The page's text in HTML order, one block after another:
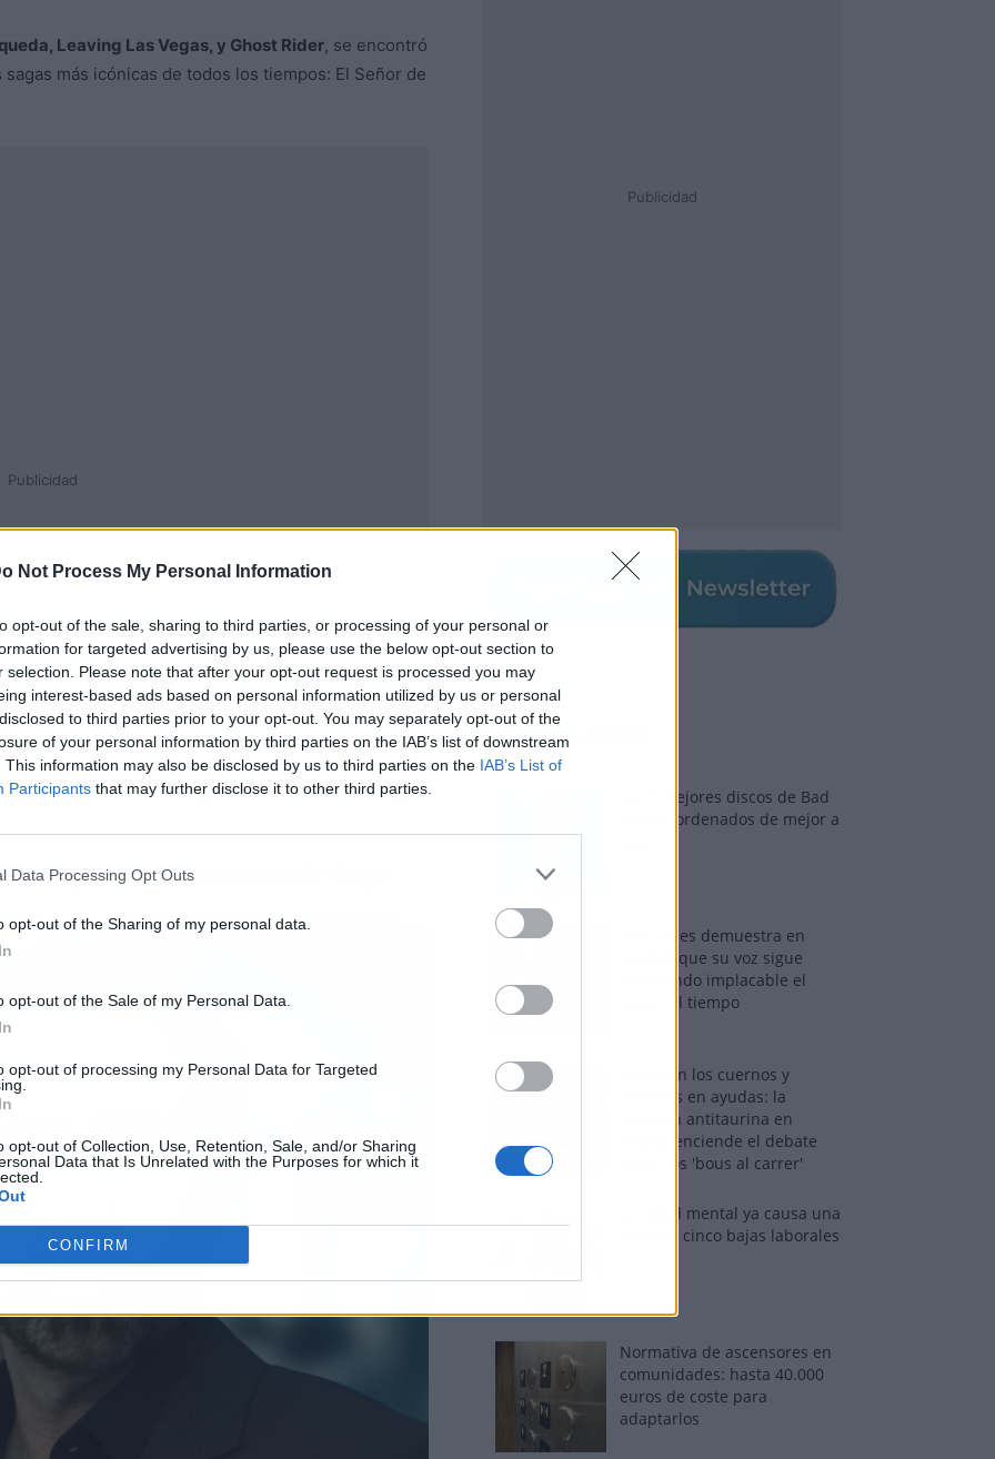
Not Process My Personal Information
opt-out of the sale, sharing to third parties, or processing of your personal or
for targeted advertising by us, please use the below opt-out section to
selection. Please note that after your opt-out request is processed you may
interest-based ads based on personal information utilized by us or personal
to third parties prior to your opt-out. You may separately opt-out of the
of your personal information by third parties on the IAB’s list of downstream
This information may also be disclosed by us to third parties on the IAB’s List of
Participants that may further disclose it to other third parties.
Data Processing Opt Outs
opt-out of the Sharing of my personal data.
opt-out of the Sale of my Personal Data.
opt-out of processing my Personal Data for Targeted
opt-out of Collection, Use, Retention, Sale, and/or Sharing
Data that Is Unrelated with the Purposes for which it
CONFIRM
Leaving Las Vegas, y Ghost Rider, se encontró
más icónicas de todos los tiempos: El Señor de
Publicidad
Aragorn y la decisión de Cage
Publicidad
Los más vistos
Los 7 mejores discos de Bad
Bunny, ordenados de mejor a
Tom Jones demuestra en
Madrid que su voz sigue
desafiando implacable el
paso del tiempo
Fuego en los cuernos y
millones en ayudas: la
rebelión antitaurina en
Alfafar enciende el debate
sobre los 'bous al carrer'
La salud mental ya causa una
de cada cinco bajas laborales
Normativa de ascensores en
comunidades: hasta 40.000
euros de coste para
adaptarlos